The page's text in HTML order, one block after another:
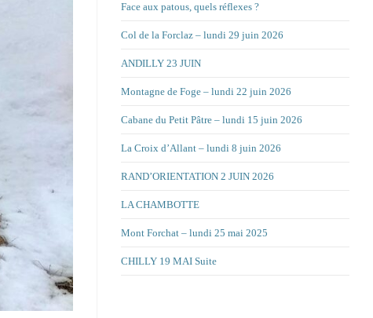
Face aux patous, quels réflexes ?
Col de la Forclaz – lundi 29 juin 2026
ANDILLY 23 JUIN
Montagne de Foge – lundi 22 juin 2026
Cabane du Petit Pâtre – lundi 15 juin 2026
La Croix d’Allant – lundi 8 juin 2026
RAND’ORIENTATION 2 JUIN 2026
LA CHAMBOTTE
Mont Forchat – lundi 25 mai 2025
CHILLY 19 MAI Suite